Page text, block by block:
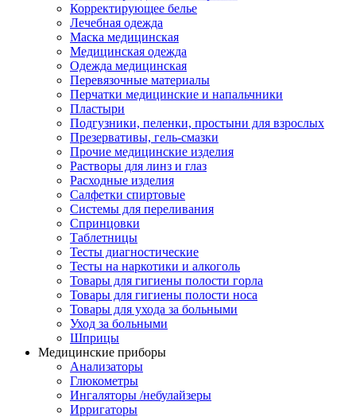
Корректирующее белье
Лечебная одежда
Маска медицинская
Медицинская одежда
Одежда медицинская
Перевязочные материалы
Перчатки медицинские и напальчники
Пластыри
Подгузники, пеленки, простыни для взрослых
Презервативы, гель-смазки
Прочие медицинские изделия
Растворы для линз и глаз
Расходные изделия
Салфетки спиртовые
Системы для переливания
Спринцовки
Таблетницы
Тесты диагностические
Тесты на наркотики и алкоголь
Товары для гигиены полости горла
Товары для гигиены полости носа
Товары для ухода за больными
Уход за больными
Шприцы
Медицинские приборы
Анализаторы
Глюкометры
Ингаляторы /небулайзеры
Ирригаторы